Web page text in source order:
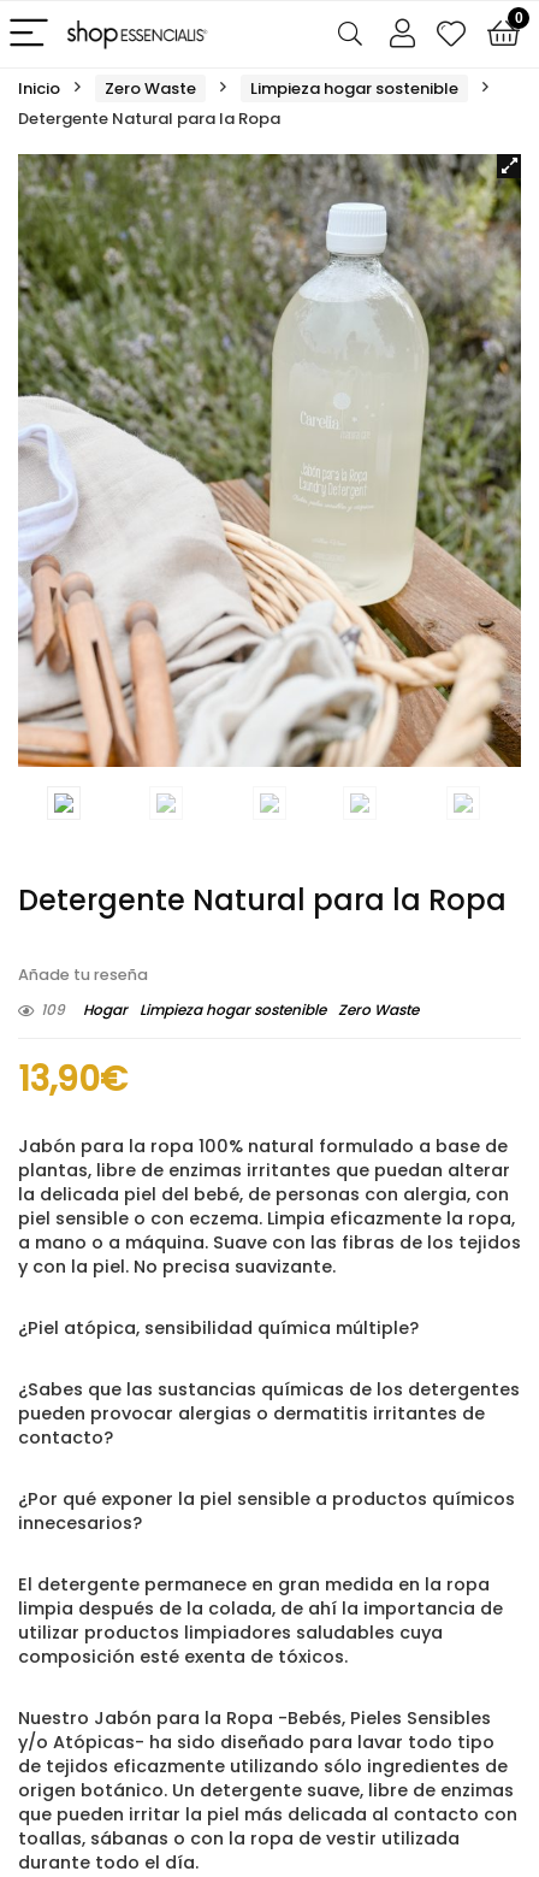
0
Inicio Zero Waste
Limpieza hogar sostenible
Detergente Natural para la Ropa
Detergente Natural para la Ropa
Añade tu reseña
109
Hogar Limpieza hogar sostenible Zero Waste
13,90€
Jabón para la ropa 100% natural formulado a base de
plantas, libre de enzimas irritantes que puedan alterar
la delicada piel del bebé, de personas con alergia, con
piel sensible o con eczema. Limpia eficazmente la ropa,
a mano o a máquina. Suave con las fibras de los tejidos
y con la piel. No precisa suavizante.
¿Piel atópica, sensibilidad química múltiple?
¿Sabes que las sustancias químicas de los detergentes
pueden provocar alergias o dermatitis irritantes de
contacto?
¿Por qué exponer la piel sensible a productos químicos
innecesarios?
El detergente permanece en gran medida en la ropa
limpia después de la colada, de ahí la importancia de
utilizar productos limpiadores saludables cuya
composición esté exenta de tóxicos.
Nuestro Jabón para la Ropa -Bebés, Pieles Sensibles
y/o Atópicas- ha sido diseñado para lavar todo tipo
de tejidos eficazmente utilizando sólo ingredientes de
origen botánico. Un detergente suave, libre de enzimas
que pueden irritar la piel más delicada al contacto con
toallas, sábanas o con la ropa de vestir utilizada
durante todo el día.